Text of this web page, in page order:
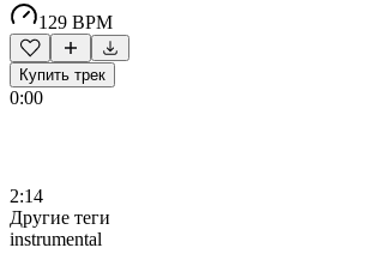
129 BPM
Купить трек
0:00
2:14
Другие теги
instrumental